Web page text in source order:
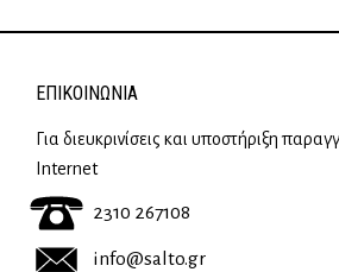
ΕΠΙΚΟΙΝΩΝΊΑ
Για διευκρινίσεις και υποστήριξη
Internet
2310 267108
info@salto.gr